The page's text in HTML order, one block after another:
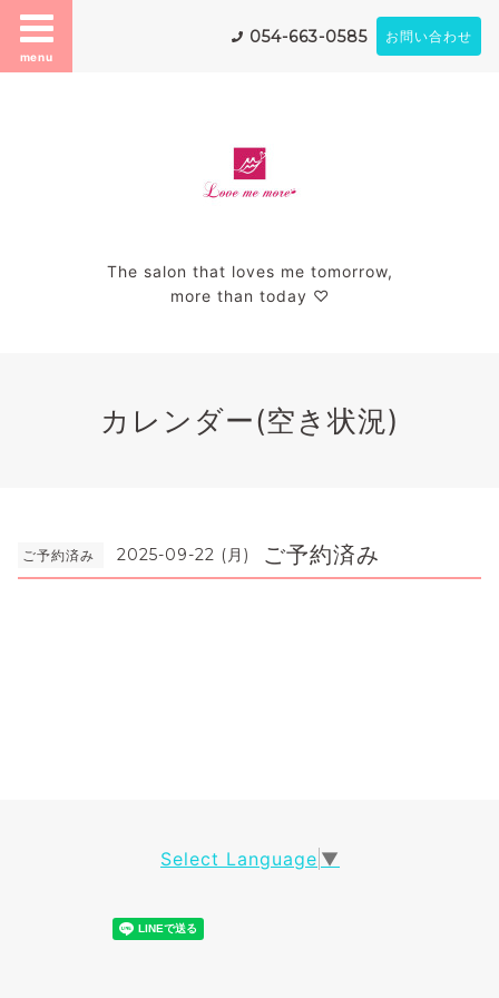
menu
054-663-0585 お問い合わせ
The salon that loves me tomorrow,
more than today ♡
カレンダー(空き状況)
ご予約済み 2025-09-22 (月) ご予約済み
Select Language ▼